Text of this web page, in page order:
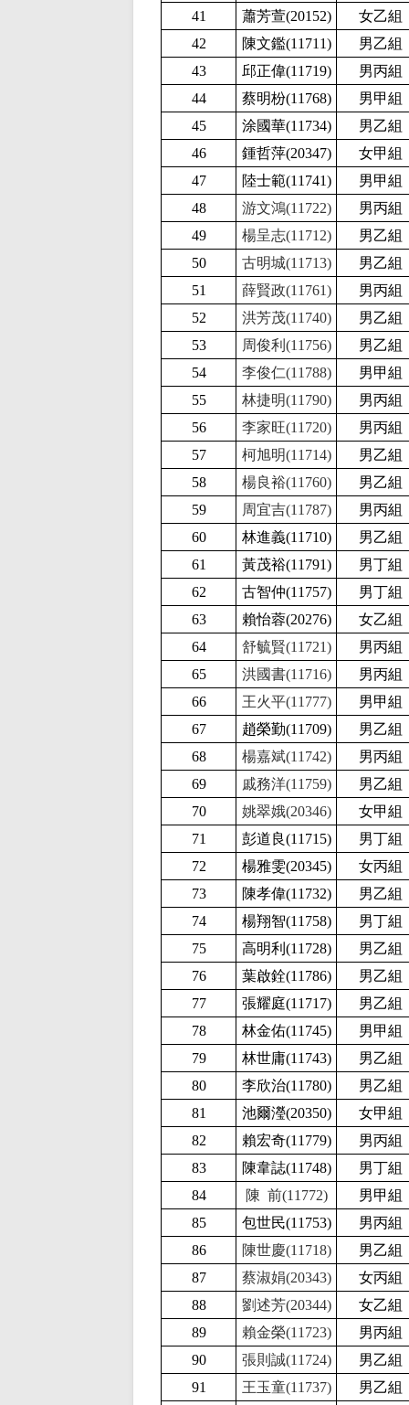
41
蕭芳萱(20152)
女乙組
42
陳文鑑(11711)
男乙組
43
邱正偉(11719)
男丙組
44
蔡明枌(11768)
男甲組
45
涂國華(11734)
男乙組
46
鍾哲萍(20347)
女甲組
47
陸士範(11741)
男甲組
48
游文鴻(11722)
男丙組
49
楊呈志(11712)
男乙組
50
古明城(11713)
男乙組
51
薛賢政(11761)
男丙組
52
洪芳茂(11740)
男乙組
53
周俊利(11756)
男乙組
54
李俊仁(11788)
男甲組
55
林捷明(11790)
男丙組
56
李家旺(11720)
男丙組
57
柯旭明(11714)
男乙組
58
楊良裕(11760)
男乙組
59
周宜吉(11787)
男丙組
60
林進義(11710)
男乙組
61
黃茂裕(11791)
男丁組
62
古智仲(11757)
男丁組
63
賴怡蓉(20276)
女乙組
64
舒毓賢(11721)
男丙組
65
洪國書(11716)
男丙組
66
王火平(11777)
男甲組
67
趙榮勤(11709)
男乙組
68
楊嘉斌(11742)
男丙組
69
戚務洋(11759)
男乙組
70
姚翠娥(20346)
女甲組
71
彭道良(11715)
男丁組
72
楊雅雯(20345)
女丙組
73
陳孝偉(11732)
男乙組
74
楊翔智(11758)
男丁組
75
高明利(11728)
男乙組
76
葉啟銓(11786)
男乙組
77
張耀庭(11717)
男乙組
78
林金佑(11745)
男甲組
79
林世庸(11743)
男乙組
80
李欣治(11780)
男乙組
81
池爾瀅(20350)
女甲組
82
賴宏奇(11779)
男丙組
83
陳韋誌(11748)
男丁組
84
陳 前(11772)
男甲組
85
包世民(11753)
男丙組
86
陳世慶(11718)
男乙組
87
蔡淑娟(20343)
女丙組
88
劉述芳(20344)
女乙組
89
賴金榮(11723)
男丙組
90
張則誠(11724)
男乙組
91
王玉童(11737) 男乙組